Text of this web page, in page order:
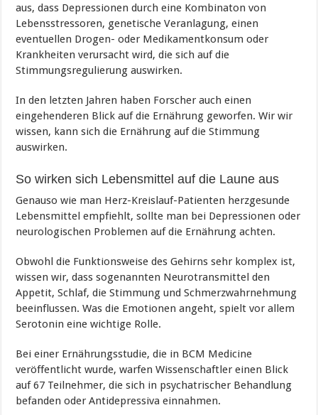
aus, dass Depressionen durch eine Kombinaton von
Lebensstressoren, genetische Veranlagung, einen
eventuellen Drogen- oder Medikamentkonsum oder
Krankheiten verursacht wird, die sich auf die
Stimmungsregulierung auswirken.
In den letzten Jahren haben Forscher auch einen
eingehenderen Blick auf die Ernährung geworfen. Wir wir
wissen, kann sich die Ernährung auf die Stimmung
auswirken.
So wirken sich Lebensmittel auf die Laune aus
Genauso wie man Herz-Kreislauf-Patienten herzgesunde
Lebensmittel empfiehlt, sollte man bei Depressionen oder
neurologischen Problemen auf die Ernährung achten.
Obwohl die Funktionsweise des Gehirns sehr komplex ist,
wissen wir, dass sogenannten Neurotransmittel den
Appetit, Schlaf, die Stimmung und Schmerzwahrnehmung
beeinflussen. Was die Emotionen angeht, spielt vor allem
Serotonin eine wichtige Rolle.
Bei einer Ernährungsstudie, die in BCM Medicine
veröffentlicht wurde, warfen Wissenschaftler einen Blick
auf 67 Teilnehmer, die sich in psychatrischer Behandlung
befanden oder Antidepressiva einnahmen.